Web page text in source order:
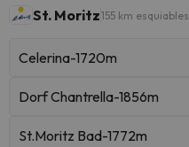
St. Moritz155 km esquiables
Celerina-1720m
Dorf Chantrella-1856m
St.Moritz Bad-1772m